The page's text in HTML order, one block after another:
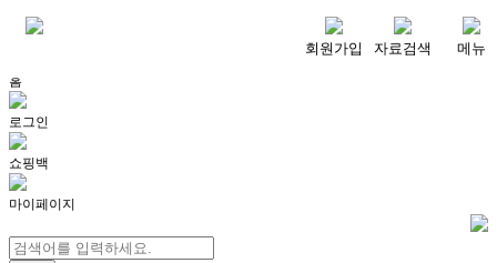
회원가입 자료검색 메뉴
홈
로그인
쇼핑백
마이페이지